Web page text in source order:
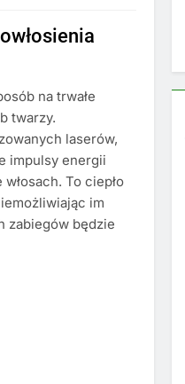
na trwałe
twarzy.
laserów,
impulsy energii
To ciepło
im
zabiegów będzie